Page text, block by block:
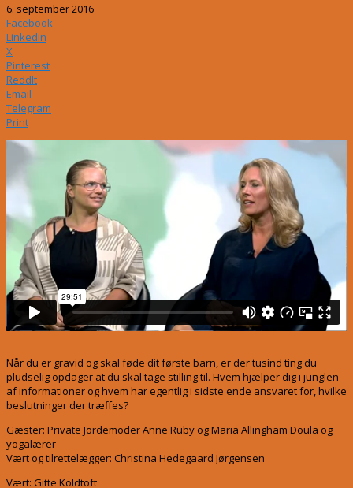
6. september 2016
Facebook
Linkedin
X
Pinterest
ReddIt
Email
Telegram
Print
Når du er gravid og skal føde dit første barn, er der tusind ting du
pludselig opdager at du skal tage stilling til. Hvem hjælper dig i junglen
af informationer og hvem har egentlig i sidste ende ansvaret for, hvilke
beslutninger der træffes?
Gæster: Private Jordemoder Anne Ruby og Maria Allingham Doula og
yogalærer
Vært og tilrettelægger: Christina Hedegaard Jørgensen
Vært: Gitte Koldtoft